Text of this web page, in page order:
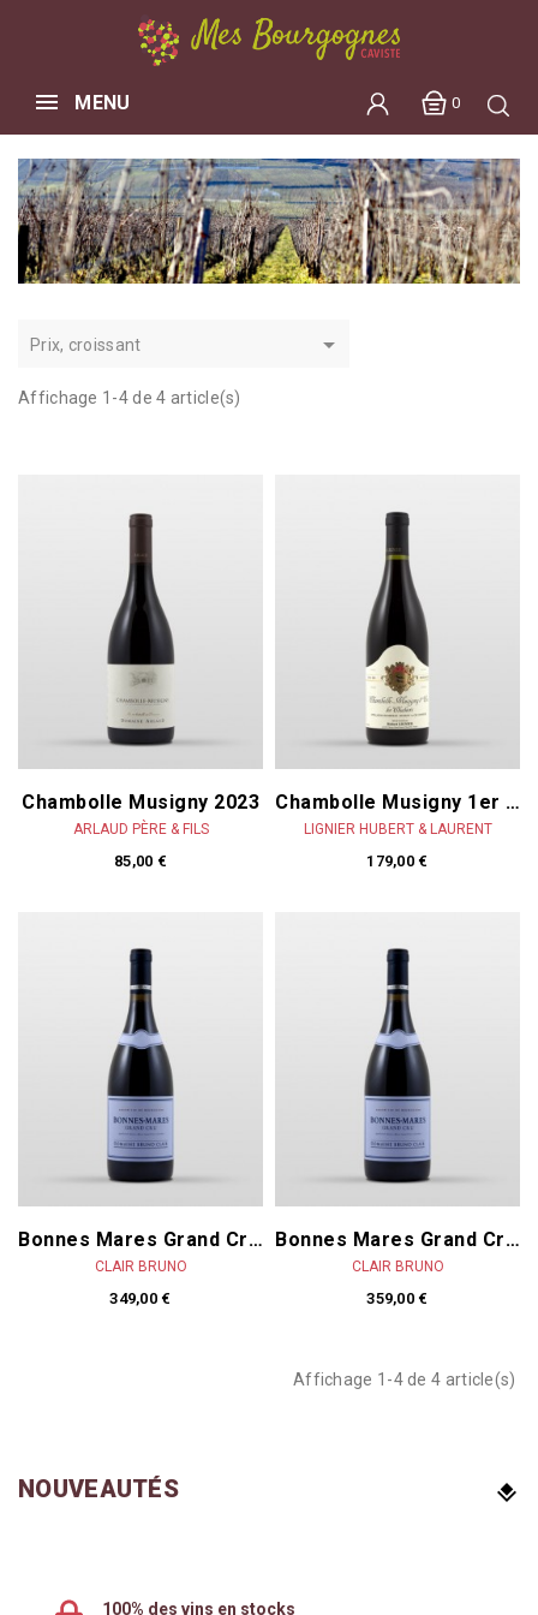
0
MENU
Prix, croissant 
Affichage 1-4 de 4 article(s)
Chambolle Musigny 2023
ARLAUD PÈRE & FILS
85,00 €
Chambolle Musigny 1er Cru Les Chabiots 2020
LIGNIER HUBERT & LAURENT
179,00 €
Bonnes Mares Grand Cru 2021
CLAIR BRUNO
349,00 €
Bonnes Mares Grand Cru 2020
CLAIR BRUNO
359,00 €
Affichage 1-4 de 4 article(s)
NOUVEAUTÉS
100% des vins en stocks